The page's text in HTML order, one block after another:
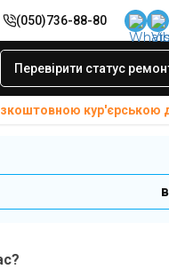
(050)736-88-80
Перевірити статус
кур'єрською
води